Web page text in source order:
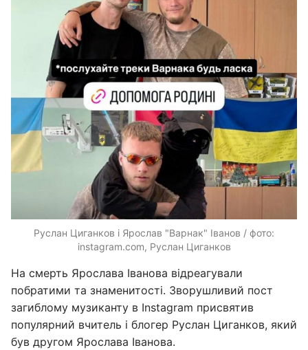
Руслан Циганков і Ярослав "Варнак" Іванов / фото:
instagram.com, Руслан Циганков
На смерть Ярослава Іванова відреагували
побратими та знаменитості. Зворушливий пост
загиблому музиканту в Instagram присвятив
популярний вчитель і блогер Руслан Циганков, який
був другом Ярослава Іванова.